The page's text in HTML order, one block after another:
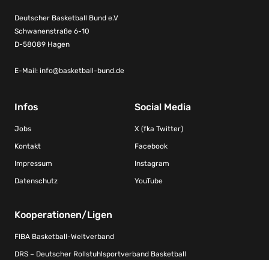
Deutscher Basketball Bund e.V
Schwanenstraße 6-10
D-58089 Hagen
E-Mail: info@basketball-bund.de
Infos
Jobs
Kontakt
Impressum
Datenschutz
Social Media
X (fka Twitter)
Facebook
Instagram
YouTube
Kooperationen/Ligen
FIBA Basketball-Weltverband
DRS – Deutscher Rollstuhlsportverband Basketball